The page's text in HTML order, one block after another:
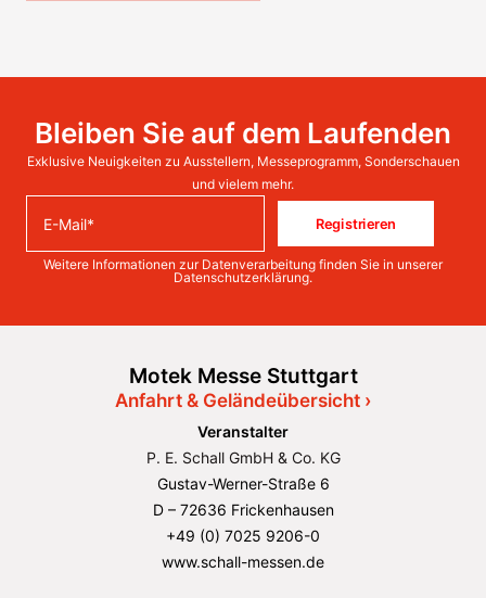
Bleiben Sie auf dem Laufenden
Exklusive Neuigkeiten zu Ausstellern, Messeprogramm, Sonderschauen
und vielem mehr.
Registrieren
Weitere Informationen zur Datenverarbeitung finden Sie in unserer
Datenschutzerklärung.
Motek Messe Stuttgart
Anfahrt & Geländeübersicht ›
Veranstalter
P. E. Schall GmbH & Co. KG
Gustav-Werner-Straße 6
D – 72636 Frickenhausen
+49 (0) 7025 9206-0
www.schall-messen.de